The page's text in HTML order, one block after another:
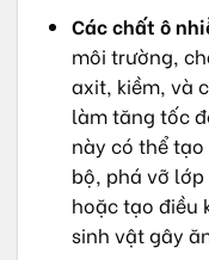
Các chất ô
môi trường,
axit, kiềm, và
làm tăng tốc
này có thể
bộ, phá vỡ
hoặc tạo điều
sinh vật gây